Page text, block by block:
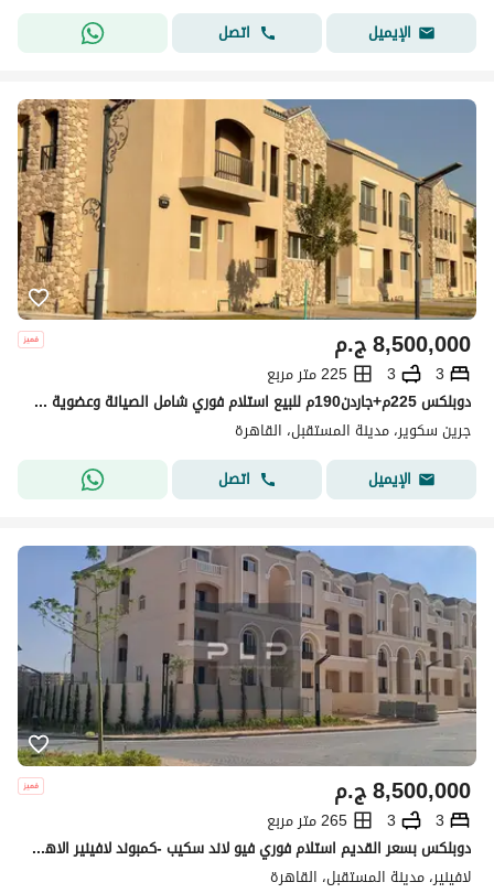
الإيميل
اتصل
ج.م8,500,000
3
3
225 متر مربع
دوبلكس 225م+جاردن190م للبيع استلام فوري شامل الصيانة وعضوية النادي بجريين سكوير مدينة المستقبل Green Square Mostakbal City
جرين سكوير، مدينة المستقبل، القاهرة
الإيميل
اتصل
ج.م8,500,000
3
3
265 متر مربع
دوبلكس بسعر القديم استلام فوري فيو لاند سكيب -كمبوند لافينير الاهلي صبور المستقبل سيتي
لافينير، مدينة المستقبل، القاهرة